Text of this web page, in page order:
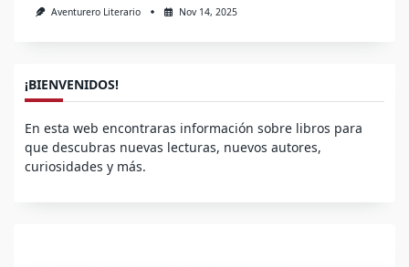
Aventurero Literario Nov 14, 2025
¡BIENVENIDOS!
En esta web encontraras información sobre libros para
que descubras nuevas lecturas, nuevos autores,
curiosidades y más.